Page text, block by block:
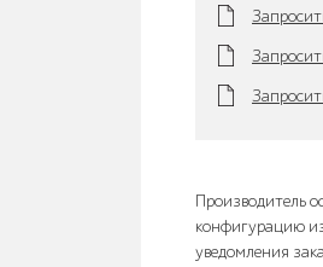
Производитель
конфигурацию
уведомления